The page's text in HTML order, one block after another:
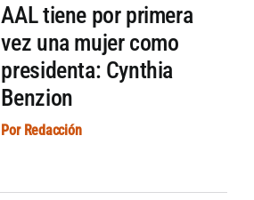
AAL tiene por primera
vez una mujer como
presidenta: Cynthia
Benzion
Por Redacción